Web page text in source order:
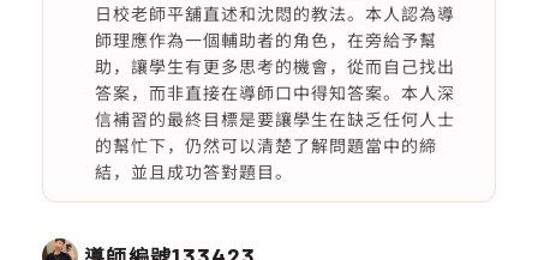
日校老師平舖直述和沈悶的教法。本人認為導
師理應作為一個輔助者的角色，在旁給予幫
助，讓學生有更多思考的機會，從而自己找出
答案，而非直接在導師口中得知答案。本人深
信補習的最終目標是要讓學生在缺乏任何人士
的幫忙下，仍然可以清楚了解問題當中的締
結，並且成功答對題目。